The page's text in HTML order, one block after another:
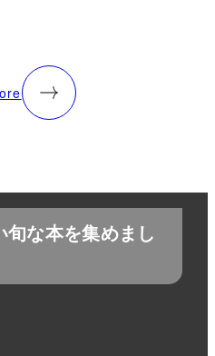
な本を集めまし